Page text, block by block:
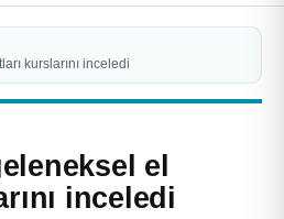
kurslarını inceledi
el
inceledi